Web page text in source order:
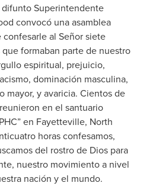
difunto Superintendente
convocó una asamblea
al Señor siete
formaban parte de nuestro
espiritual, prejuicio,
dominación masculina,
mayor, y avaricia. Cientos de
en el santuario
en Fayetteville, North
horas confesamos,
del rostro de Dios para
nuestro movimiento a nivel
nación y el mundo.